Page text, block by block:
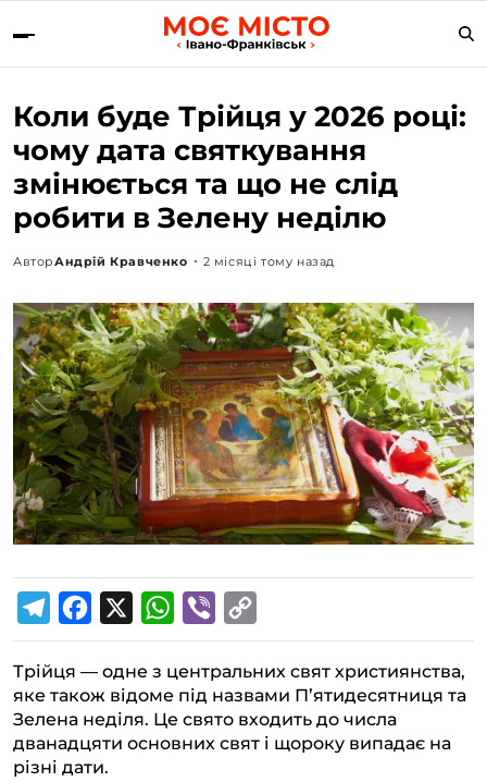
Коли буде Трійця у 2026 році:
чому дата святкування
змінюється та що не слід
робити в Зелену неділю
АвторАндрій Кравченко 2 місяці тому назад
e
l
e
g
r
a
c
e
b
o
W
h
a
t
s
i
b
e
r
o
p
y
L
Трійця — одне з центральних свят християнства,
яке також відоме під назвами П’ятидесятниця та
Зелена неділя. Це свято входить до числа
дванадцяти основних свят і щороку випадає на
різні дати.